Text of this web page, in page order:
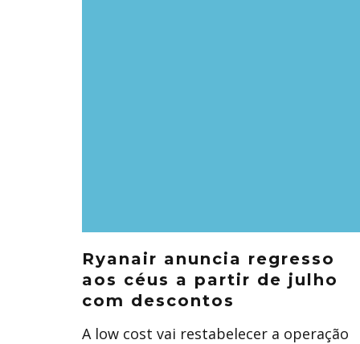
Ryanair anuncia regresso
aos céus a partir de julho
com descontos
A low cost vai restabelecer a operação